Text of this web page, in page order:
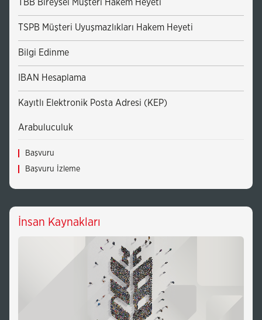
TBB Bireysel Müşteri Hakem Heyeti
TSPB Müşteri Uyuşmazlıkları Hakem Heyeti
Bilgi Edinme
IBAN Hesaplama
Kayıtlı Elektronik Posta Adresi (KEP)
Arabuluculuk
Başvuru
Başvuru İzleme
İnsan Kaynakları